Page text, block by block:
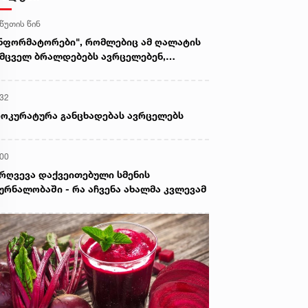
წინ
რომლებიც ამ ღალატის
ბრალდებებს ავრცელებენ,
მარაგი აქვს
განცხადებას ავრცელებს
დაქვეითებული სმენის
- რა აჩვენა ახალმა კვლევამ